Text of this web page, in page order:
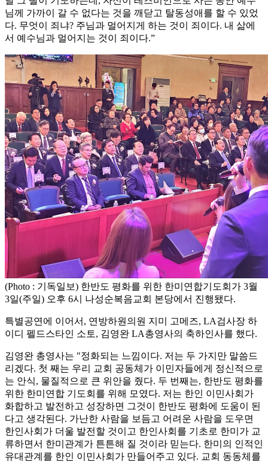
님께 가까이 갈 수 없다는 것을 깨닫고 탈동성애를 할 수 있었
다. 무엇이 죄냐? 주님과 멀어지게 하는 것이 죄이다. 내 삶에
서 예수님과 멀어지는 것이 죄이다.”
(Photo : 기독일보) 한반도 평화를 위한 한미연합기도회가 3월
3일(주일) 오후 6시 나성순복음교회 본당에서 진행됐다.
특별공연에 이어서, 연방하원의원 지미 고메즈, LA검사장 하
이디 펠드스타인 소토, 김영완 LA총영사의 축하인사를 했다.
김영완 총영사는 "정화되는 느낌이다. 저는 두 가지만 말씀드
리겠다. 첫 째는 우리 교회 공동체가 이민자들에게 정신적으로
는 안식, 물질적으로 큰 위안을 줬다. 두 번째는, 한반도 평화를
위한 한미연합 기도회를 위해 모였다. 저는 한인 이민사회가
화합하고 발전하고 성장하면 그것이 한반도 평화에 도움이 된
다고 생각된다. 가난한 사람을 보듬고 어려운 사람을 도우면
한인사회가 더울 발전할 것이고 한인사회를 기초로 한미가 교
류하면서 한미관계가 튼튼해 질 것이라 믿는다. 한미의 인적인
유대관계를 한인 이민사회가 만들어주고 있다. 교회 동동체를